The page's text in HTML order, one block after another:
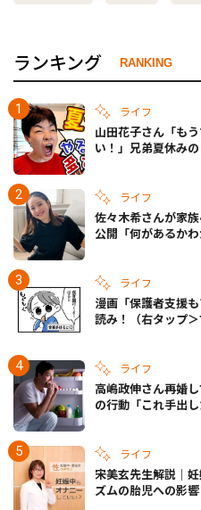
ランキング RANKING
ライフ
山田花子さん「も
い！」兄弟夏休み
ライフ
佐々木希さんが家
公開「何があるか
ライフ
漫画「保護者支援
読み！（右タップ＞
ライフ
高嶋政伸さん再婚
の行動「これ手出
ライフ
宋美玄先生解説｜
ズムの胎児への影